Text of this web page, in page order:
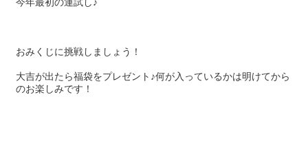
おみくじに挑戦しましょう！
大吉が出たら福袋をプレゼント♪何が入っているかは明けてから
のお楽しみです！